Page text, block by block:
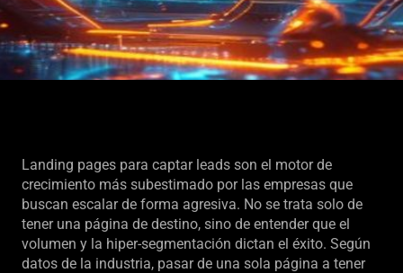
Landing pages para captar leads son el motor de
crecimiento más subestimado por las empresas que
buscan escalar de forma agresiva. No se trata solo de
tener una página de destino, sino de entender que el
volumen y la hiper-segmentación dictan el éxito. Según
datos de la industria, pasar de una sola página a tener